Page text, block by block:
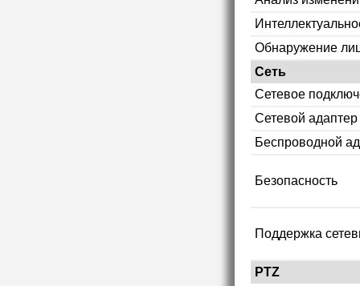
Обнаружение
Сеть
Сетевое
Сетевой адаптер
Беспроводной
Безопасность
Поддержка
PTZ